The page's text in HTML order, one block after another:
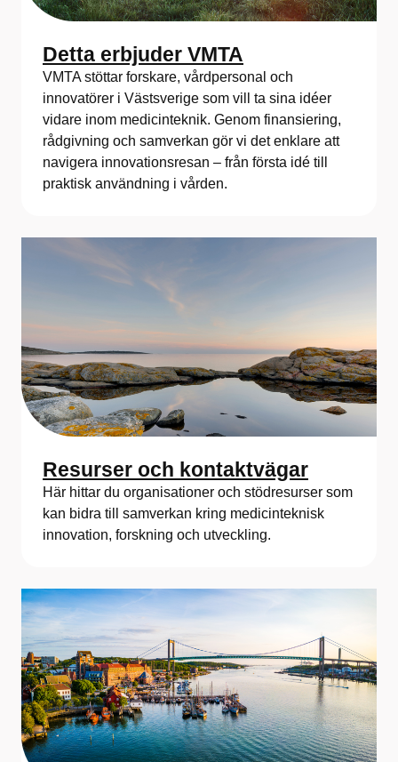
Detta erbjuder VMTA
VMTA stöttar forskare, vårdpersonal och
innovatörer i Västsverige som vill ta sina idéer
vidare inom medicinteknik. Genom finansiering,
rådgivning och samverkan gör vi det enklare att
navigera innovationsresan – från första idé till
praktisk användning i vården.
Resurser och kontaktvägar
Här hittar du organisationer och stödresurser som
kan bidra till samverkan kring medicinteknisk
innovation, forskning och utveckling.